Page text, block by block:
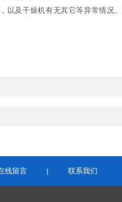
以及干燥机有无其它等异常情况
线留言 | 联系我们